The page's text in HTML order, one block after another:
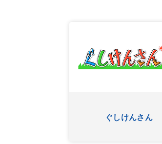
ぐしけんさん